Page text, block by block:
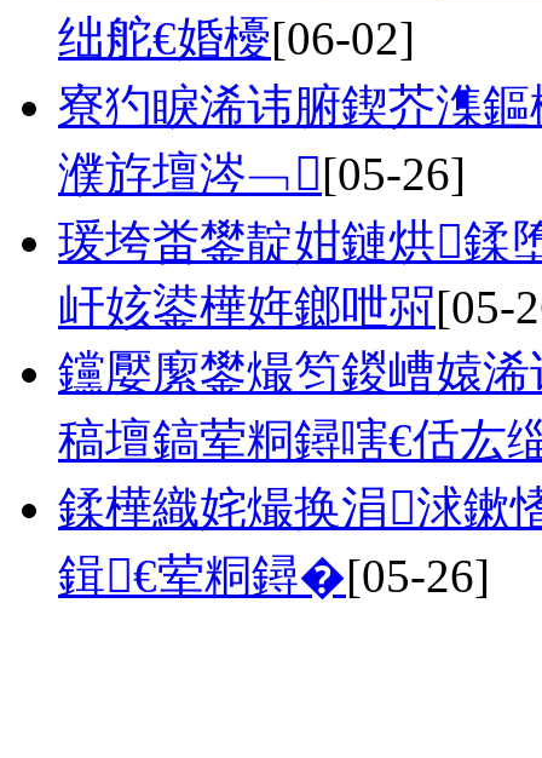
绌舵€婚櫌[06-02]
寮犳睙浠讳腑鍥芥潗
濮斿壇涔﹁[05-26]
瑗垮畨鐢靛姏鏈烘鍒
屽姟鍙樺姩鎯呭喌[05-
钂嬮緳鐢熶笉鍐嶆媴
稿壇鎬荤粡鐞嗐€佸厷
鍒樺織姹熶换涓浗鏉
鍓€荤粡鐞�[05-26]